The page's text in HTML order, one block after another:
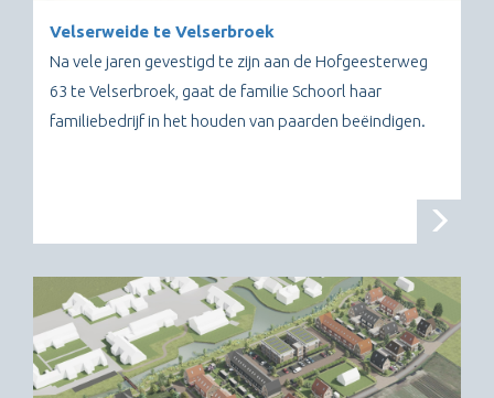
Velserweide te Velserbroek
Na vele jaren gevestigd te zijn aan de Hofgeesterweg
63 te Velserbroek, gaat de familie Schoorl haar
familiebedrijf in het houden van paarden beëindigen.